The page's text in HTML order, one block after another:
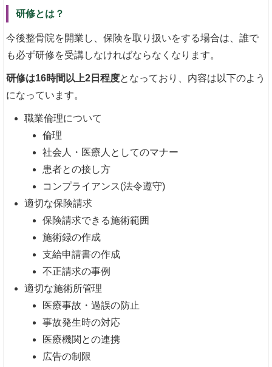
研修とは？
今後整骨院を開業し、保険を取り扱いをする場合は、誰で
も必ず研修を受講しなければならなくなります。
研修は16時間以上2日程度となっており、内容は以下のよう
になっています。
職業倫理について
倫理
社会人・医療人としてのマナー
患者との接し方
コンプライアンス(法令遵守)
適切な保険請求
保険請求できる施術範囲
施術録の作成
支給申請書の作成
不正請求の事例
適切な施術所管理
医療事故・過誤の防止
事故発生時の対応
医療機関との連携
広告の制限